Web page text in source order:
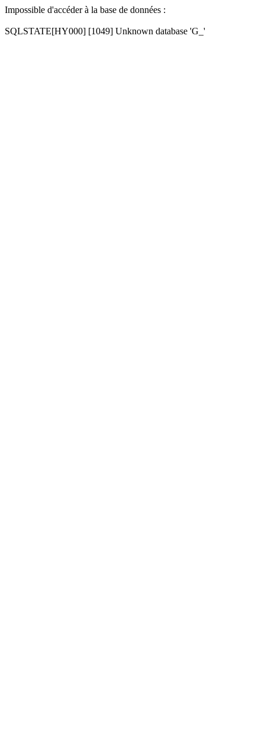
Impossible d'accéder à la base de données :
SQLSTATE[HY000] [1049] Unknown database 'G_'